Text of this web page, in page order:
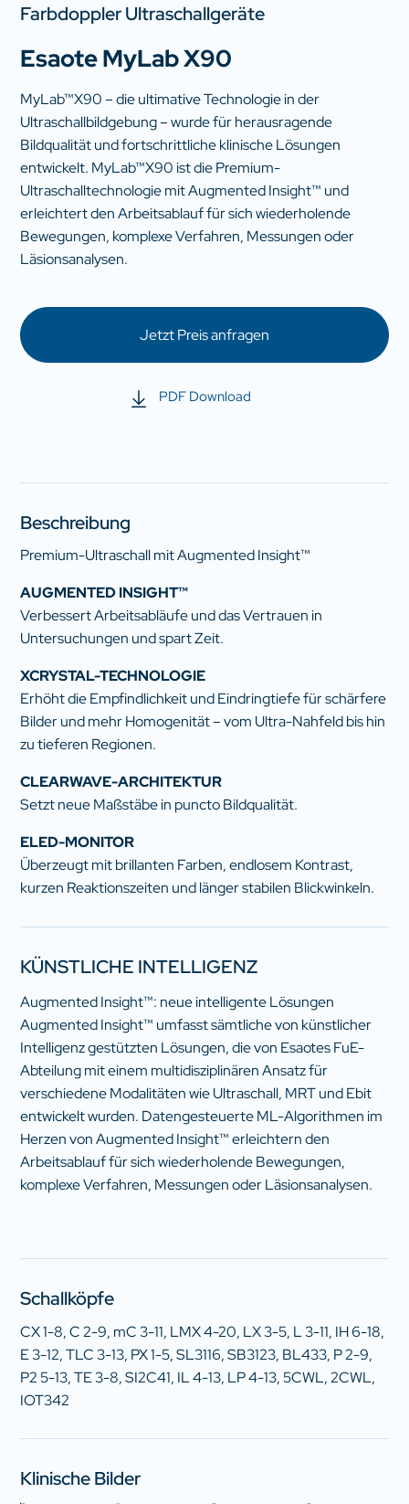
Farbdoppler Ultraschallgeräte
Esaote MyLab X90
MyLab™X90 – die ultimative Technologie in der
Ultraschallbildgebung – wurde für herausragende
Bildqualität und fortschrittliche klinische Lösungen
entwickelt. MyLab™X90 ist die Premium-
Ultraschalltechnologie mit Augmented Insight™ und
erleichtert den Arbeitsablauf für sich wiederholende
Bewegungen, komplexe Verfahren, Messungen oder
Läsionsanalysen.
Jetzt Preis anfragen
PDF Download
Beschreibung
Premium-Ultraschall mit Augmented Insight™
AUGMENTED INSIGHT™
Verbessert Arbeitsabläufe und das Vertrauen in
Untersuchungen und spart Zeit.
XCRYSTAL-TECHNOLOGIE
Erhöht die Empfindlichkeit und Eindringtiefe für schärfere
Bilder und mehr Homogenität – vom Ultra-Nahfeld bis hin
zu tieferen Regionen.
CLEARWAVE-ARCHITEKTUR
Setzt neue Maßstäbe in puncto Bildqualität.
ELED-MONITOR
Überzeugt mit brillanten Farben, endlosem Kontrast,
kurzen Reaktionszeiten und länger stabilen Blickwinkeln.
KÜNSTLICHE INTELLIGENZ
Augmented Insight™: neue intelligente Lösungen
Augmented Insight™ umfasst sämtliche von künstlicher
Intelligenz gestützten Lösungen, die von Esaotes FuE-
Abteilung mit einem multidisziplinären Ansatz für
verschiedene Modalitäten wie Ultraschall, MRT und Ebit
entwickelt wurden. Datengesteuerte ML-Algorithmen im
Herzen von Augmented Insight™ erleichtern den
Arbeitsablauf für sich wiederholende Bewegungen,
komplexe Verfahren, Messungen oder Läsionsanalysen.
Schallköpfe
CX 1-8, C 2-9, mC 3-11, LMX 4-20, LX 3-5, L 3-11, IH 6-18,
E 3-12, TLC 3-13, PX 1-5, SL3116, SB3123, BL433, P 2-9,
P2 5-13, TE 3-8, SI2C41, IL 4-13, LP 4-13, 5CWL, 2CWL,
IOT342
Klinische Bilder